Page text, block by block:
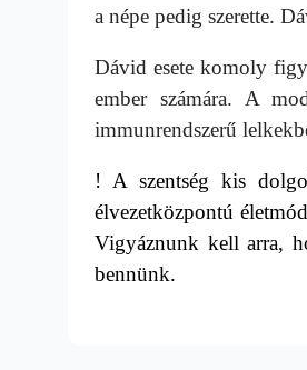
a népe pedig szerette.
Dávid esete komoly
ember számára. A
immunrendszerű
!A szentség kis
élvezetközpontú
Vigyáznunk kell arra,
bennünk.